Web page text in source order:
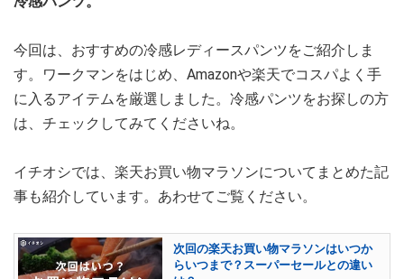
今回は、おすすめの冷感レディースパンツをご紹介しま
す。ワークマンをはじめ、Amazonや楽天でコスパよく手
に入るアイテムを厳選しました。冷感パンツをお探しの方
は、チェックしてみてくださいね。
イチオシでは、楽天お買い物マラソンについてまとめた記
事も紹介しています。あわせてご覧ください。
次回の楽天お買い物マラソンはいつか
らいつまで？スーパーセールとの違い